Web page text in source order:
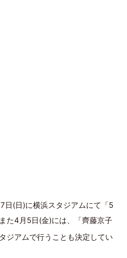
日(日)に横浜スタジアムにて「5
た4月5日(金)には、「齊藤京子
ジアムで行うことも決定してい